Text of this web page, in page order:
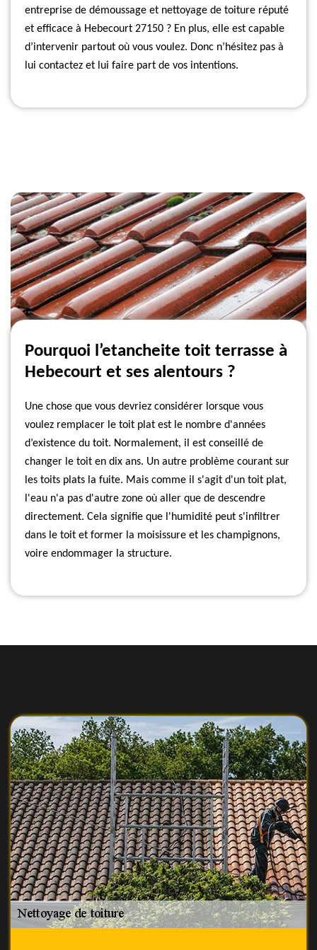
entreprise de démoussage et nettoyage de toiture réputé
et efficace à Hebecourt 27150 ? En plus, elle est capable
d’intervenir partout où vous voulez. Donc n’hésitez pas à
lui contactez et lui faire part de vos intentions.
Pourquoi l’etancheite toit terrasse à
Hebecourt et ses alentours ?
Une chose que vous devriez considérer lorsque vous
voulez remplacer le toit plat est le nombre d'années
d’existence du toit. Normalement, il est conseillé de
changer le toit en dix ans. Un autre problème courant sur
les toits plats la fuite. Mais comme il s'agit d'un toit plat,
l'eau n'a pas d'autre zone où aller que de descendre
directement. Cela signifie que l'humidité peut s'infiltrer
dans le toit et former la moisissure et les champignons,
voire endommager la structure.